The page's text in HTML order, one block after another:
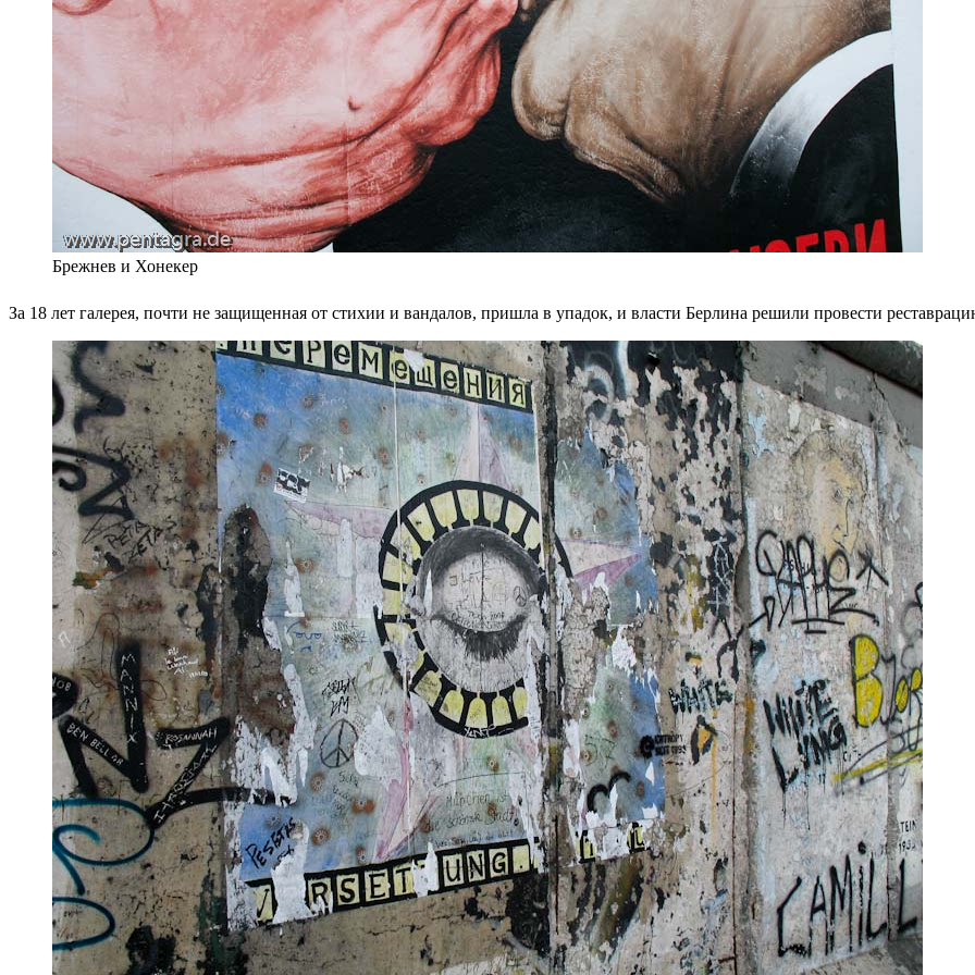
Брежнев и Хонекер
За 18 лет галерея, почти не защищенная от стихии и вандалов, пришла в упадок, и власти Берлина решили провести